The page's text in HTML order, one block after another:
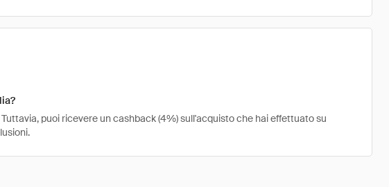
puoi ricevere un cashback (4%) sull'acquisto che hai effettuato su